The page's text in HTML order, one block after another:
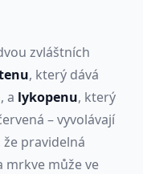
zvláštních
, který dává
a lykopenu, který
– vyvolávají
pravidelná
mrkve může ve